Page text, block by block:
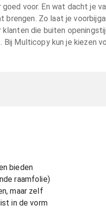
voor. En wat dacht je
Zo laat je
die buiten
Multicopy kun je kiezen
bieden
raamfolie)
maar zelf
in de vorm